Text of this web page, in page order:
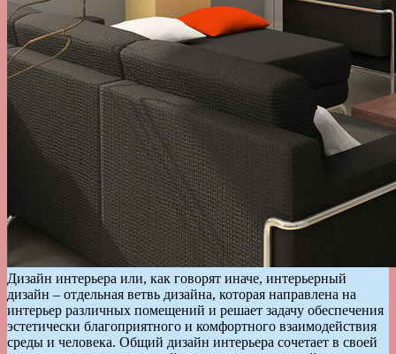
Дизайн интерьера или, как говорят иначе, интерьерный
дизайн – отдельная ветвь дизайна, которая направлена на
интерьер различных помещений и решает задачу обеспечения
эстетически благоприятного и комфортного взаимодействия
среды и человека. Общий дизайн интерьера сочетает в своей